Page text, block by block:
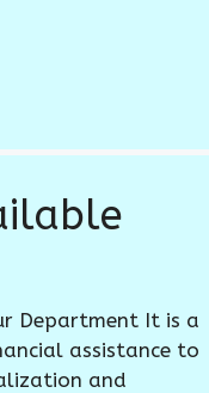
Department It is a
assistance to
and